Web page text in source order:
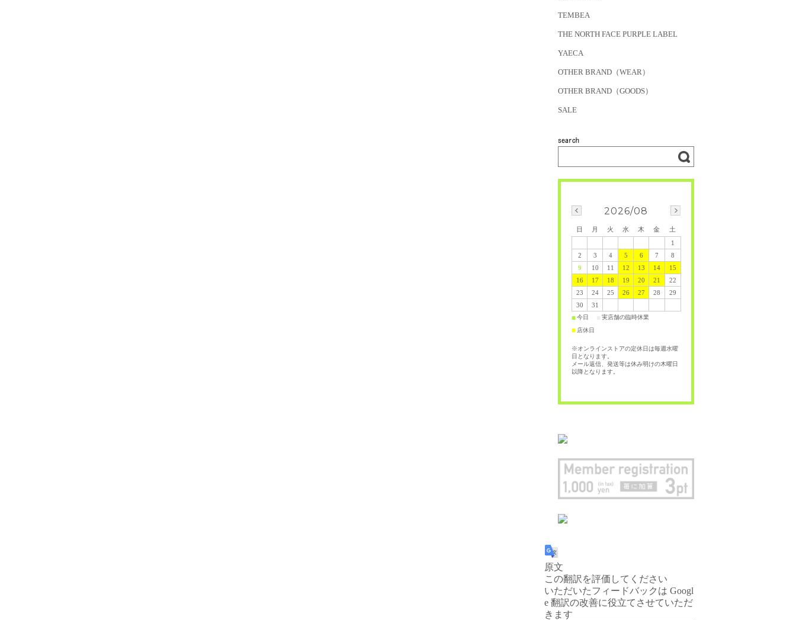
TEMBEA
THE NORTH FACE PURPLE LABEL
YAECA
OTHER BRAND（WEAR）
OTHER BRAND（GOODS）
SALE
2026/08
日 月 火 水 木 金
土
1
2
3 4 5 6 7
8
9
10 11 12 13 14
15
16
17 18 19 20 21
22
23
24 25 26 27 28
29
30
31
■今日 実店舗の臨時休業
■ 店休日
※オンラインストアの定休日は毎週水曜
日となります。
メール返信、発送等は休み明けの木曜日
以降となります。
原文
この翻訳を評価してください
いただいたフィードバックは Googl
e 翻訳の改善に役立てさせていただ
きます